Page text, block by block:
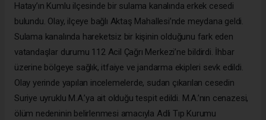
Hatay’ın Kumlu ilçesinde bir sulama kanalında erkek cesedi
bulundu. Olay, ilçeye bağlı Aktaş Mahallesi’nde meydana geldi.
Sulama kanalında hareketsiz bir kişinin olduğunu fark eden
vatandaşlar durumu 112 Acil Çağrı Merkezi’ne bildirdi. İhbar
üzerine bölgeye sağlık, itfaiye ve jandarma ekipleri sevk edildi.
Olay yerinde yapılan incelemelerde, sudan çıkarılan cesedin
Suriye uyruklu M.A.’ya ait olduğu tespit edildi. M.A.’nın cenazesi,
ölüm nedeninin belirlenmesi amacıyla Adli Tıp Kurumu